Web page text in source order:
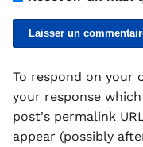
To respond on your
your response
post's permalink
appear (possibly